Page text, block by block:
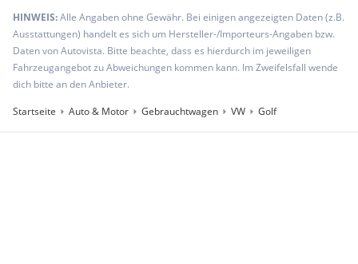
HINWEIS:Alle Angaben ohne Gewähr. Bei einigen angezeigten Daten (z.B.
Ausstattungen) handelt es sich um Hersteller-/Importeurs-Angaben bzw.
Daten von Autovista. Bitte beachte, dass es hierdurch im jeweiligen
Fahrzeugangebot zu Abweichungen kommen kann. Im Zweifelsfall wende
dich bitte an den Anbieter.
Startseite
Auto & Motor Gebrauchtwagen VW Golf